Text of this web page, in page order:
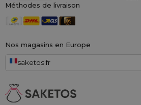
Nos magasins en Europe
saketos.fr
Méthodes de livraison